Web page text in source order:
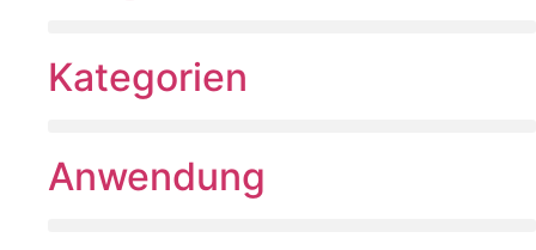
Kategorien
Anwendung